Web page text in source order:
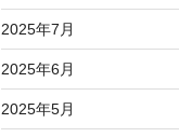
2025年7月
2025年6月
2025年5月